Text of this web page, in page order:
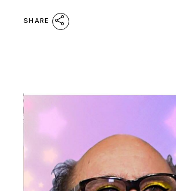
SHARE